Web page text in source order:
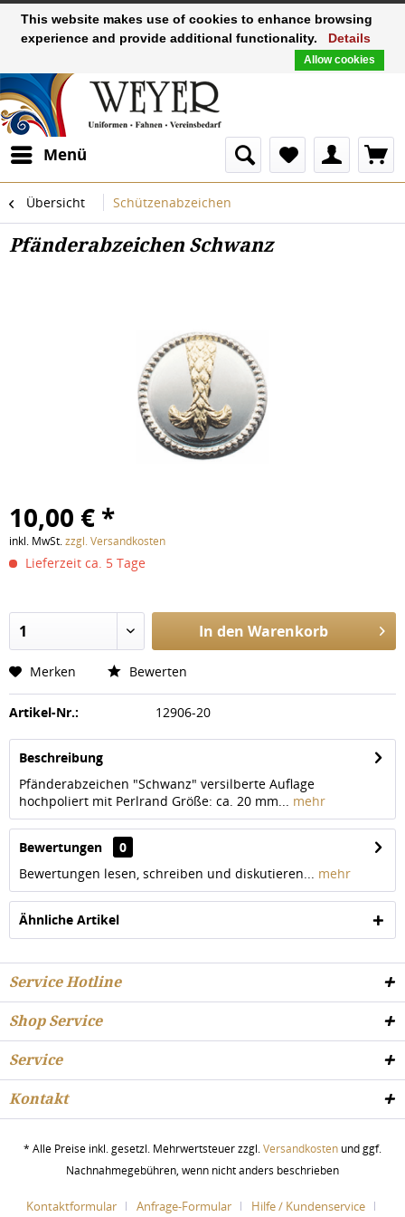
Menü
Übersicht Schützenabzeichen
Pfänderabzeichen Schwanz
10,00 € *
inkl. MwSt.zzgl. Versandkosten
Lieferzeit ca. 5 Tage
In den Warenkorb
Merken Bewerten
Artikel-Nr.: 12906-20
Beschreibung
Pfänderabzeichen "Schwanz" versilberte Auflage
hochpoliert mit Perlrand Größe: ca. 20 mm... mehr
Bewertungen
0
Bewertungen lesen, schreiben und diskutieren... mehr
Ähnliche Artikel
Service Hotline
Shop Service
Service
Kontakt
* Alle Preise inkl. gesetzl. Mehrwertsteuer zzgl.Versandkosten und ggf.
Nachnahmegebühren, wenn nicht anders beschrieben
Kontaktformular Anfrage-Formular Hilfe / Kundenservice
This website makes use of cookies to enhance browsing
experience and provide additional functionality.
Details
Allow cookies